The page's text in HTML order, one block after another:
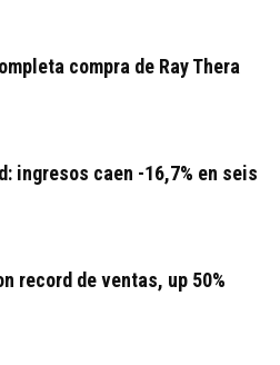
compra de Ray Thera
ingresos caen -16,7% en seis
record de ventas, up 50%